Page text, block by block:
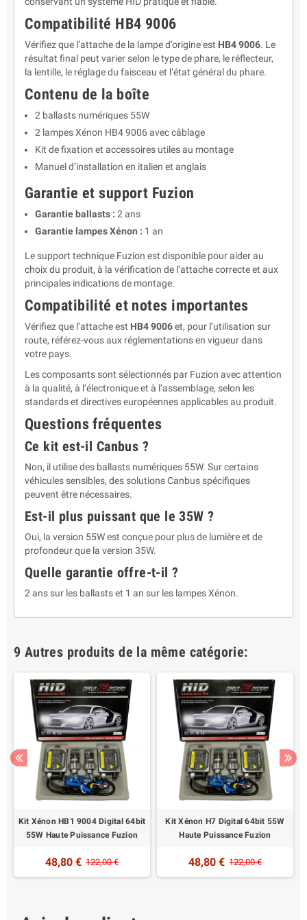
Compatibilité HB4 9006
Vérifiez que l’attache de la lampe d’origine est HB4 9006. Le
résultat final peut varier selon le type de phare, le réflecteur,
la lentille, le réglage du faisceau et l’état général du phare.
Contenu de la boîte
2 ballasts numériques 55W
2 lampes Xénon HB4 9006 avec câblage
Kit de fixation et accessoires utiles au montage
Manuel d’installation en italien et anglais
Garantie et support Fuzion
Garantie ballasts : 2 ans
Garantie lampes Xénon : 1 an
Le support technique Fuzion est disponible pour aider au
choix du produit, à la vérification de l’attache correcte et aux
principales indications de montage.
Compatibilité et notes importantes
Vérifiez que l’attache est HB4 9006et, pour l’utilisation sur
route, référez-vous aux réglementations en vigueur dans
votre pays.
Les composants sont sélectionnés par Fuzion avec attention
à la qualité, à l’électronique et à l’assemblage, selon les
standards et directives européennes applicables au produit.
Questions fréquentes
Ce kit est-il Canbus ?
Non, il utilise des ballasts numériques 55W. Sur certains
véhicules sensibles, des solutions Canbus spécifiques
peuvent être nécessaires.
Est-il plus puissant que le 35W ?
Oui, la version 55W est conçue pour plus de lumière et de
profondeur que la version 35W.
Quelle garantie offre-t-il ?
2 ans sur les ballasts et 1 an sur les lampes Xénon.
9 Autres produits de la même catégorie:
Kit Xénon HB1 9004 Digital 64bit
55W Haute Puissance Fuzion
48,80 € 122,00 €
Kit Xénon H7 Digital 64bit 55W
Haute Puissance Fuzion
48,80 € 122,00 €